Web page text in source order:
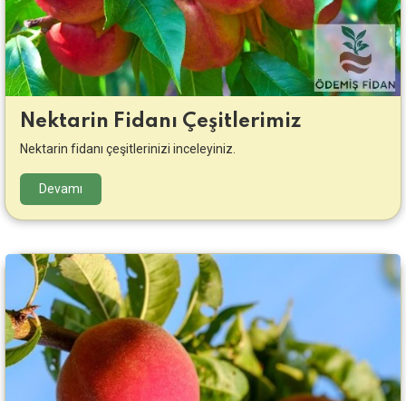
Nektarin Fidanı Çeşitlerimiz
Nektarin fidanı çeşitlerinizi inceleyiniz.
Devamı